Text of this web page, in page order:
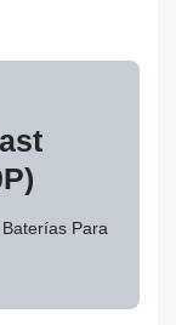
Baterías Para